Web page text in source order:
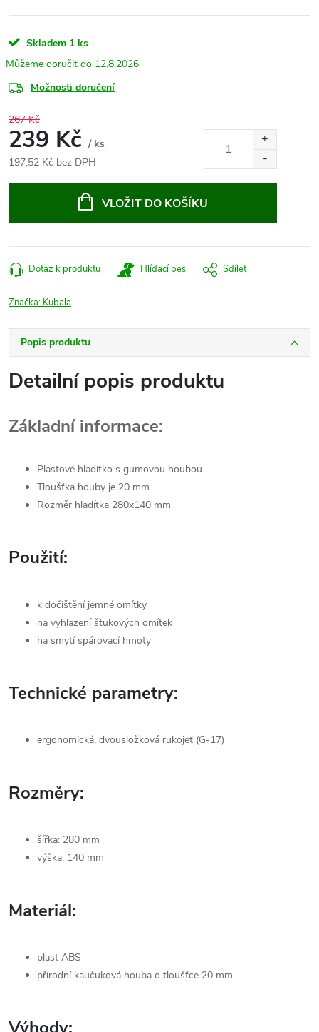
Skladem 1 ks
12.8.2026
Možnosti doručení
267 Kč
239 Kč / ks
197,52 Kč bez DPH
VLOŽIT DO KOŠÍKU
Dotaz k produktu Hlídací pes Sdílet
Značka: Kubala
Popis produktu
Detailní popis produktu
Základní informace:
Plastové hladítko s gumovou houbou
Tloušťka houby je 20 mm
Rozměr hladítka 280x140 mm
Použití:
k dočištění jemné omítky
na vyhlazení štukových omítek
na smytí spárovací hmoty
Technické parametry:
ergonomická, dvousložková rukojeť (G-17)
Rozměry:
šířka: 280 mm
výška: 140 mm
Materiál:
plast ABS
přírodní kaučuková houba o tloušťce 20 mm